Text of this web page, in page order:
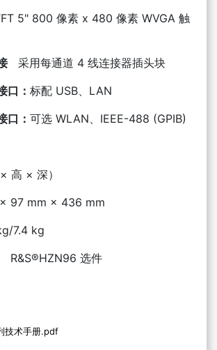
5" 800 像素 x 480 像素 WVGA 触
采用每通道 4 线连接器插头块
口： 标配 USB、LAN
口： 可选 WLAN、IEEE-488 (GPIB)
高 × 深）
97 mm × 436 mm
7.4 kg
R&S®HZN96 选件
技术手册.pdf